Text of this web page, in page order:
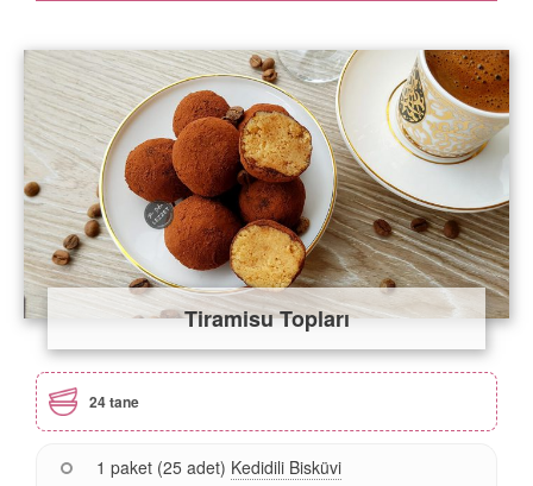
Tiramisu Topları
24 tane
1 paket (25 adet) Kedidili Bisküvi